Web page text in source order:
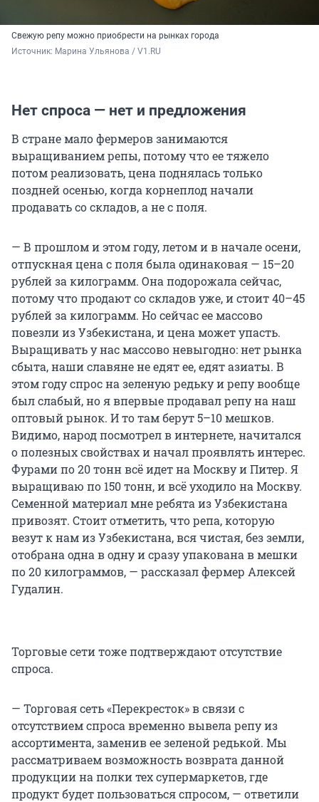
Свежую репу можно приобрести на рынках города
Источник: Марина Ульянова / V1.RU
Нет спроса — нет и предложения
В стране мало фермеров занимаются
выращиванием репы, потому что ее тяжело
потом реализовать, цена поднялась только
поздней осенью, когда корнеплод начали
продавать со складов, а не с поля.
— В прошлом и этом году, летом и в начале осени,
отпускная цена с поля была одинаковая — 15–20
рублей за килограмм. Она подорожала сейчас,
потому что продают со складов уже, и стоит 40–45
рублей за килограмм. Но сейчас ее массово
повезли из Узбекистана, и цена может упасть.
Выращивать у нас массово невыгодно: нет рынка
сбыта, наши славяне не едят ее, едят азиаты. В
этом году спрос на зеленую редьку и репу вообще
был слабый, но я впервые продавал репу на наш
оптовый рынок. И то там берут 5–10 мешков.
Видимо, народ посмотрел в интернете, начитался
о полезных свойствах и начал проявлять интерес.
Фурами по 20 тонн всё идет на Москву и Питер. Я
выращиваю по 150 тонн, и всё уходило на Москву.
Семенной материал мне ребята из Узбекистана
привозят. Стоит отметить, что репа, которую
везут к нам из Узбекистана, вся чистая, без земли,
отобрана одна в одну и сразу упакована в мешки
по 20 килограммов, — рассказал фермер Алексей
Гудалин.
Торговые сети тоже подтверждают отсутствие
спроса.
— Торговая сеть «Перекресток» в связи с
отсутствием спроса временно вывела репу из
ассортимента, заменив ее зеленой редькой. Мы
рассматриваем возможность возврата данной
продукции на полки тех супермаркетов, где
продукт будет пользоваться спросом, — ответили